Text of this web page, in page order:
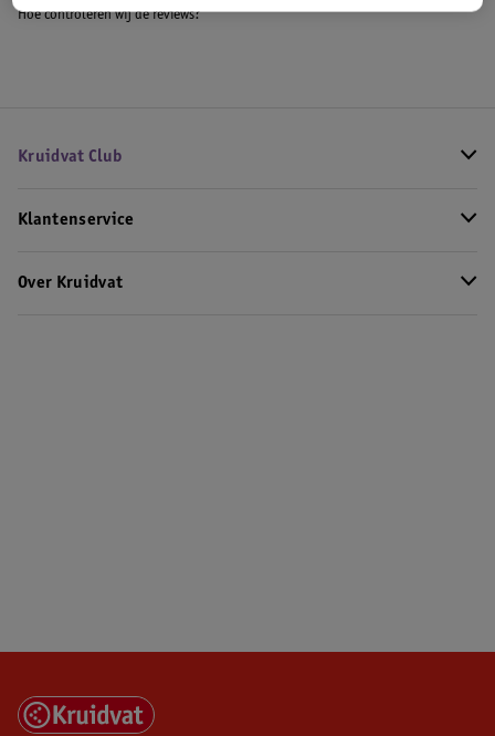
Hoe controleren wij de reviews?
Kruidvat Club
Klantenservice
Over Kruidvat